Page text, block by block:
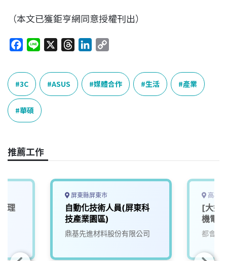
（本文已獲鉅亨網同意授權刊出）
c
e
b
o
o
e
e
n
k
e
p
y
L
3C ASUS 媒體合作 生活 產業
華碩
推薦工作
理
屏東縣屏東市
自動化技術人員(屏東科
技產業園區)
鼎基先進材料股份有限公司
高雄
[大好
機電
都會生